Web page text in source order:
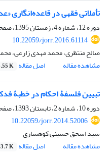
تأملاتی فقهی در قاعده‌انگاری
دوره 12، شماره 4، زمستان 1395، صفحه
10.22059/jorr.2016.61114
صالح منتظری، محمد مهدی زارعی،
مشاهده مقاله
اصل مقاله K
تبیین فلسفۀ احکام در خطبۀ
دوره 10، شماره 2، تابستان 1393، صفحه
10.22059/jorr.2014.52006
سید اسحق حسینى کوهسارى
مشاهده مقاله
اصل مقاله K